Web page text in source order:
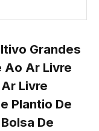
Grandes
Ao Ar Livre
Livre
Plantio De
De